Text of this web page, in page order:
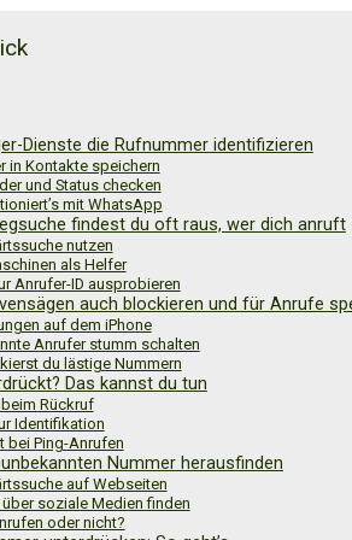
Dienste die Rufnummer identifizieren
in Kontakte speichern
und Status checken
mit WhatsApp
findest du oft raus, wer dich anruft
nutzen
als Helfer
Anrufer-ID ausprobieren
auch blockieren und für Anrufe
auf dem iPhone
Anrufer stumm schalten
du lästige Nummern
Das kannst du tun
Rückruf
Identifikation
bei Ping-Anrufen
Nummer herausfinden
auf Webseiten
soziale Medien finden
oder nicht?